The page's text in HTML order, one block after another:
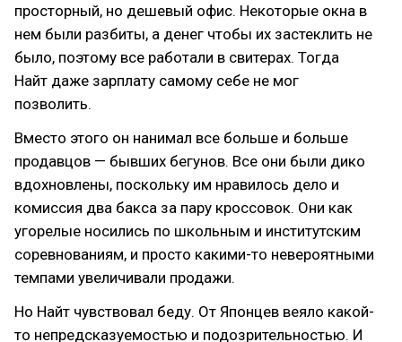
просторный, но дешевый офис. Некоторые окна в
нем были разбиты, а денег чтобы их застеклить не
было, поэтому все работали в свитерах. Тогда
Найт даже зарплату самому себе не мог
позволить.
Вместо этого он нанимал все больше и больше
продавцов — бывших бегунов. Все они были дико
вдохновлены, поскольку им нравилось дело и
комиссия два бакса за пару кроссовок. Они как
угорелые носились по школьным и институтским
соревнованиям, и просто какими-то невероятными
темпами увеличивали продажи.
Но Найт чувствовал беду. От Японцев веяло какой-
то непредсказуемостью и подозрительностью. И